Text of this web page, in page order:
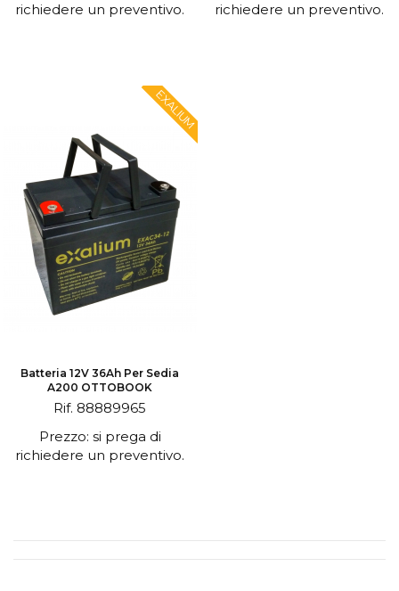
richiedere un preventivo.
richiedere un preventivo.
EXALIUM
Batteria 12V 36Ah Per Sedia
A200 OTTOBOOK
Rif. 88889965
Prezzo: si prega di
richiedere un preventivo.